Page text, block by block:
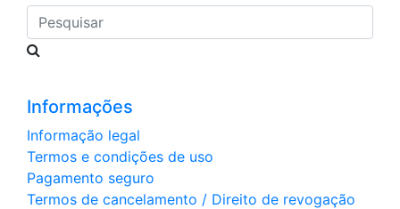
Pesquisar
Informações
Informação legal
Termos e condições de uso
Pagamento seguro
Termos de cancelamento / Direito de revogação